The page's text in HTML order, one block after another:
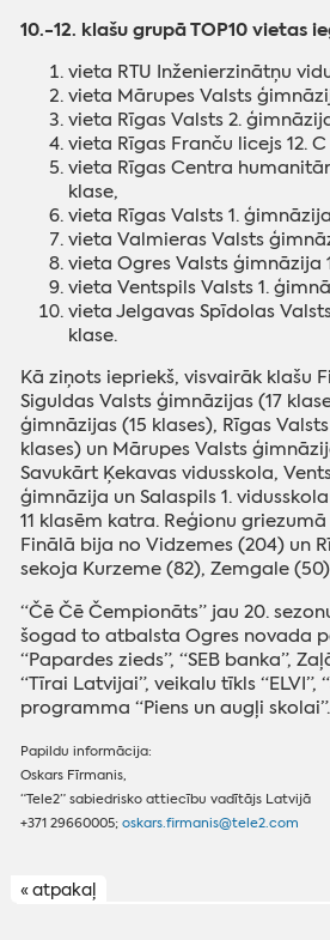
10.-12. klašu grupā TOP10 vietas
vieta RTU Inženierzinātņu
vieta Mārupes Valsts
vieta Rīgas Valsts 2.
vieta Rīgas Franču licejs 12.
vieta Rīgas Centra
klase,
vieta Rīgas Valsts 1. ģimnāzija
vieta Valmieras Valsts
vieta Ogres Valsts ģimnāzija
vieta Ventspils Valsts 1.
vieta Jelgavas Spīdolas
klase.
Kā ziņots iepriekš, visvairāk klašu
Siguldas Valsts ģimnāzijas (17
ģimnāzijas (15 klases), Rīgas
klases) un Mārupes Valsts
Savukārt Ķekavas vidusskola,
ģimnāzija un Salaspils 1.
11 klasēm katra. Reģionu
Finālā bija no Vidzemes (204) un
sekoja Kurzeme (82), Zemgale
“Čē Čē Čempionāts” jau 20.
šogad to atbalsta Ogres novada
“Papardes zieds”, “SEB banka”,
“Tīrai Latvijai”, veikalu tīkls “ELVI”,
programma “Piens un augļi skolai”.
Papildu informācija:
Oskars Fīrmanis,
“Tele2” sabiedrisko attiecību vadītājs Latvijā
+371 29660005;oskars.firmanis@tele2.com
« atpakaļ